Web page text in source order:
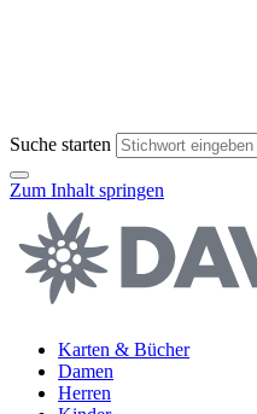
Suche starten
Zum Inhalt springen
Karten & Bücher
Damen
Herren